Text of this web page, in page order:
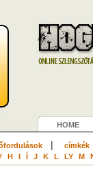
HOME
| címkék
H I Í J K L LY M